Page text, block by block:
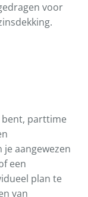
voor
bent, parttime
aangewezen
een
plan te
van